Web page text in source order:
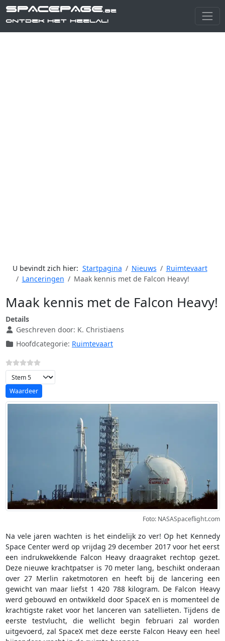
SPACEPAGE.be
Ontdek het heelal!
U bevindt zich hier: Startpagina Nieuws
Ruimtevaart
Lanceringen
Maak kennis met de Falcon Heavy!
Maak kennis met de Falcon Heavy!
Details
Geschreven door: K. Christiaens
Hoofdcategorie: Ruimtevaart
Voeg waardering toe
Foto: NASASpaceflight.com
Na vele jaren wachten is het eindelijk zo ver! Op het Kennedy
Space Center werd op vrijdag 29 december 2017 voor het eerst
een indrukwekkende Falcon Heavy draagraket rechtop gezet.
Deze nieuwe krachtpatser is 70 meter lang, beschikt onderaan
over 27 Merlin raketmotoren en heeft bij de lancering een
gewicht van maar liefst 1 420 788 kilogram. De Falcon Heavy
werd gebouwd en ontwikkeld door SpaceX en is momenteel de
krachtigste raket voor het lanceren van satellieten. Tijdens de
eerste testvlucht, die wellicht begin februari zal worden
uitgevoerd, zal SpaceX met deze eerste Falcon Heavy een heel